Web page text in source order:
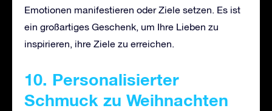
Emotionen manifestieren oder Ziele setzen. Es ist
ein großartiges Geschenk, um Ihre Lieben zu
inspirieren, ihre Ziele zu erreichen.
10. Personalisierter
Schmuck zu Weihnachten